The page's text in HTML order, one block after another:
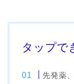
タップで
先発薬